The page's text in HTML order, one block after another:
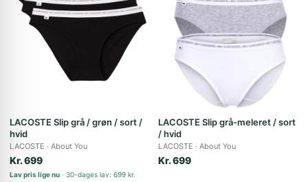
LACOSTE Slip grå / grøn / sort /
hvid
LACOSTE About You
Kr. 699
Lav pris lige nu 30-dages lav: 699 kr.
LACOSTE Slip grå-meleret / sort
/ hvid
LACOSTE About You
Kr. 699